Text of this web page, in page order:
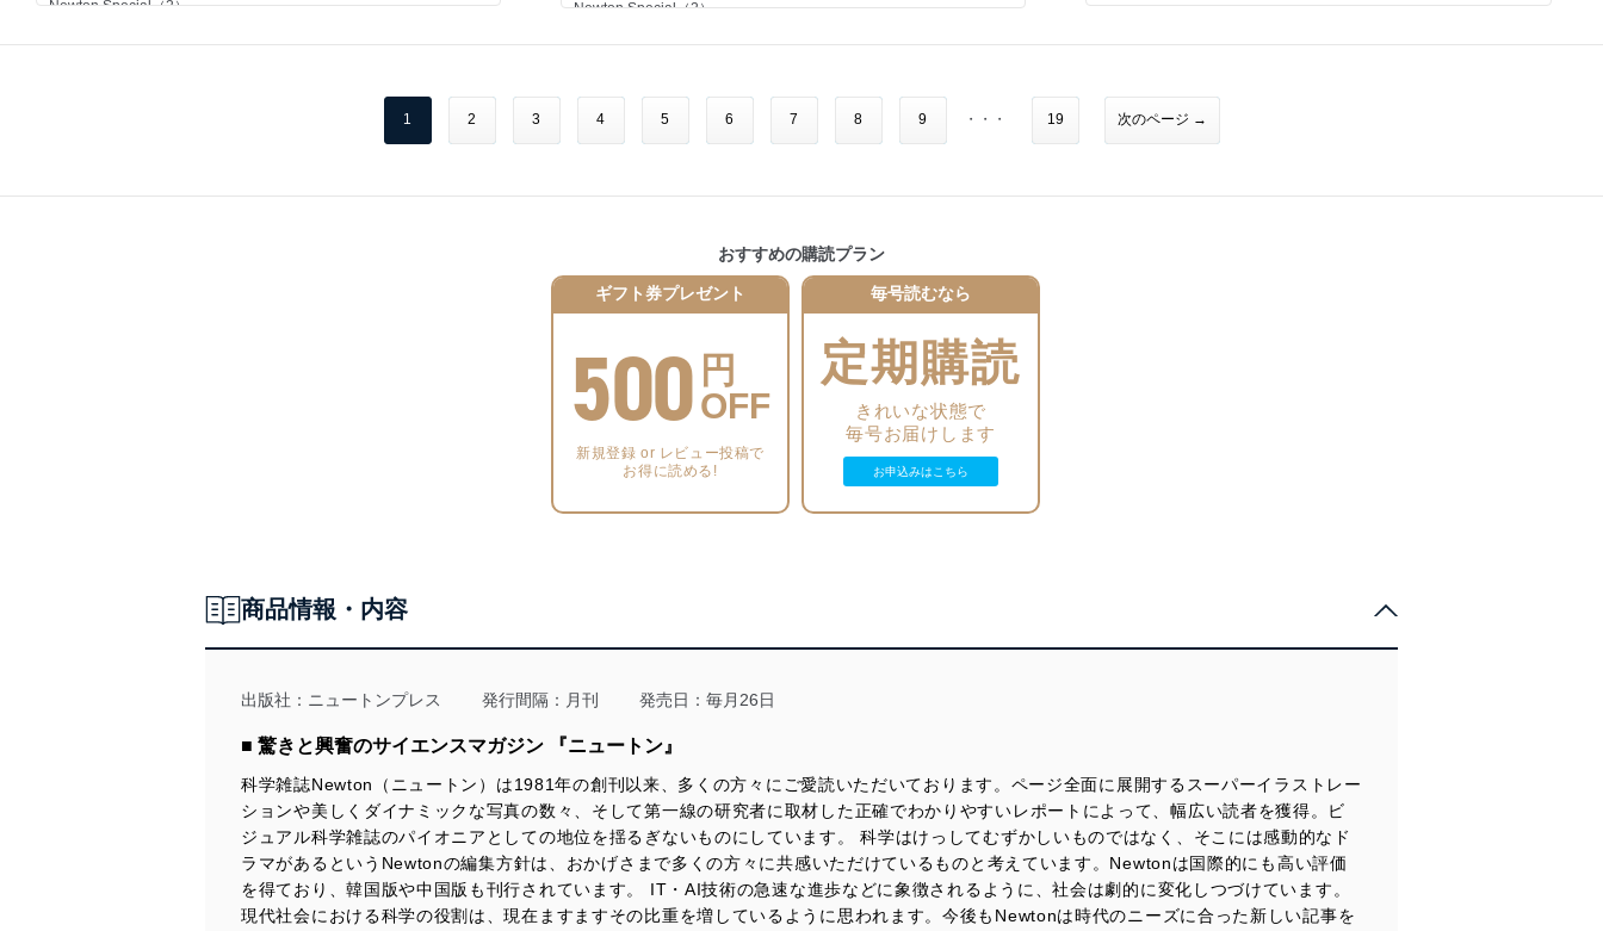
監修 八反地 剛
刃物のサイエンス
硬い・欠けない・さびない─最高の切れ味を求めて
執筆 北原逸美
鳥の最大の特徴を捨てた異端児
人工知能が人を超越した世界でおきたこと
執筆 山田久美
飼い主の気持はお見通し！ おどろくべきイヌの能力
日本列島が生みだした美しき鉱物たち
監修 浜根大輔
●星ごよみ
10月の星ごよみ
Newton202510_054-055.jpg
Nature View
あざむく生物図鑑
AI活用・遠隔操作・遺伝子解析─生殖補助医療の最前線
Newton Special（2）
信じがたいほど興味深い脳の話
執筆 小野寺佑紀
数千種類ある言語の「系統樹」をえがく
元素を精密に管理し，高品質な鉄鋼をつくる
Newton Special（2）
「つくる」ことで，生命の本質にせまる
生命の合成をめざす研究がさかんになっている。科学者は，みずか
執筆 尾崎太一
室伏広治×金井宣茂─重力に挑む
スポーツ×宇宙で，人類活動の限界を破る
すばる望遠鏡 25年の挑戦
日本の技術力が明らかにした宇宙の謎
執筆 荒舩良孝
Topic
身体の拡張により新しい能力を手に入れる
監修 稲見昌彦
執筆 梶原洵子
Topic
水中考古学の最前線
深海の戦争遺跡を調査する
監修 山舩晃太郎／市川泰雅
執筆 山田久美
【試し読み】
なっている。次に世界を一変させる技術はなんなのだろうか？ 今注
執筆 薬袋摩耶
Topic
天の川銀河の歩き方
銀河を旅するなら見逃せない絶景
監修 田村元秀
1 2 3 4 5 6 7 8 9 ・・・ 19 次のページ →
おすすめの購読プラン
ギフト券プレゼント
500 円
OFF
新規登録 or レビュー投稿で
お得に読める!
毎号読むなら
定期購読
きれいな状態で
毎号お届けします
お申込みはこちら
商品情報・内容
出版社： ニュートンプレス 発行間隔：月刊 発売日：毎月26日
■ 驚きと興奮のサイエンスマガジン 『ニュートン』
科学雑誌Newton（ニュートン）は1981年の創刊以来、多くの方々にご愛読いただいております。ページ全面に展開するスーパーイラストレー
ションや美しくダイナミックな写真の数々、そして第一線の研究者に取材した正確でわかりやすいレポートによって、幅広い読者を獲得。ビ
ジュアル科学雑誌のパイオニアとしての地位を揺るぎないものにしています。 科学はけっしてむずかしいものではなく、そこには感動的なド
ラマがあるというNewtonの編集方針は、おかげさまで多くの方々に共感いただけているものと考えています。Newtonは国際的にも高い評価
を得ており、韓国版や中国版も刊行されています。 IT・AI技術の急速な進歩などに象徴されるように、社会は劇的に変化しつづけています。
現代社会における科学の役割は、現在ますますその比重を増しているように思われます。今後もNewtonは時代のニーズに合った新しい記事を